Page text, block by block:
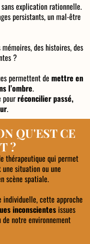
explication rationnelle.
persistants, un mal-être
des histoires, des
?
permettent de mettre en
l’ombre.
pourréconcilier passé,
.
QU'EST CE
?
thérapeutique qui permet
une situation ou une
scène spatiale.
individuelle, cette approche
inconscientes issues
notre environnement